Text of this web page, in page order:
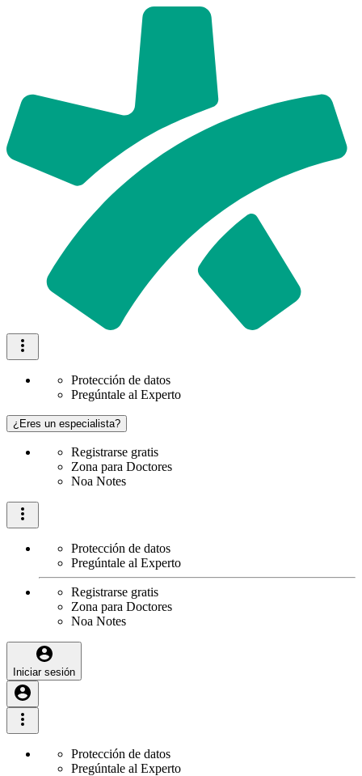
Protección de datos
Pregúntale al Experto
¿Eres un especialista?
Registrarse gratis
Zona para Doctores
Noa Notes
Protección de datos
Pregúntale al Experto
Registrarse gratis
Zona para Doctores
Noa Notes
Iniciar sesión
Protección de datos
Pregúntale al Experto